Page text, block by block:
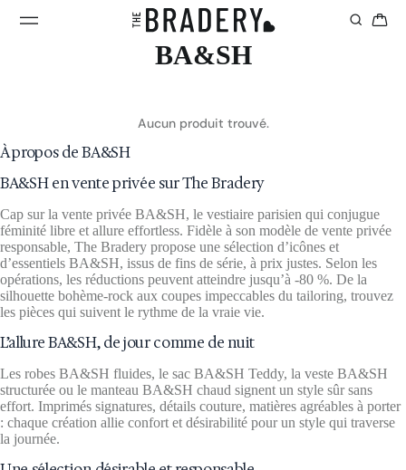
BA&SH
Aucun produit trouvé.
À propos de BA&SH
BA&SH en vente privée sur The Bradery
Cap sur la vente privée BA&SH, le vestiaire parisien qui conjugue
féminité libre et allure effortless. Fidèle à son modèle de vente privée
responsable, The Bradery propose une sélection d’icônes et
d’essentiels BA&SH, issus de fins de série, à prix justes. Selon les
opérations, les réductions peuvent atteindre jusqu’à -80 %. De la
silhouette bohème-rock aux coupes impeccables du tailoring, trouvez
les pièces qui suivent le rythme de la vraie vie.
L’allure BA&SH, de jour comme de nuit
Les robes BA&SH fluides, le sac BA&SH Teddy, la veste BA&SH
structurée ou le manteau BA&SH chaud signent un style sûr sans
effort. Imprimés signatures, détails couture, matières agréables à porter
: chaque création allie confort et désirabilité pour un style qui traverse
la journée.